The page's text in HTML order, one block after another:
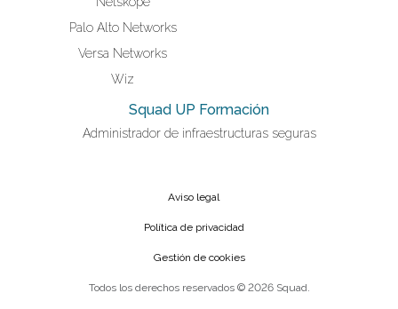
Palo Alto Networks
Versa Networks
Wiz
Squad UP Formación
Administrador de infraestructuras seguras
Aviso legal
Política de privacidad
Gestión de cookies
Todos los derechos reservados © 2026 Squad.